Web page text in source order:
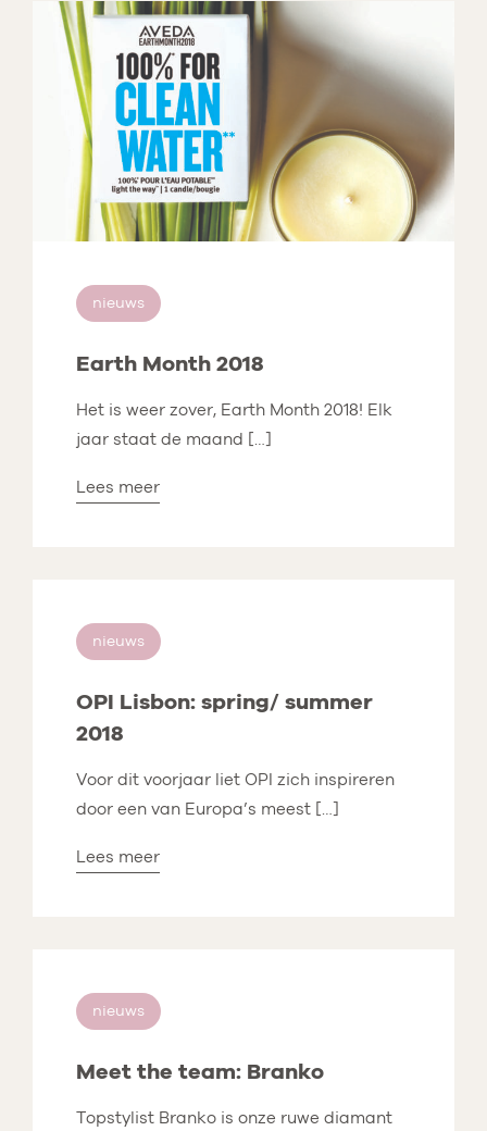
nieuws
Earth Month 2018
Het is weer zover, Earth Month 2018! Elk
jaar staat de maand […]
Lees meer
nieuws
OPI Lisbon: spring/ summer
2018
Voor dit voorjaar liet OPI zich inspireren
door een van Europa’s meest […]
Lees meer
nieuws
Meet the team: Branko
Topstylist Branko is onze ruwe diamant